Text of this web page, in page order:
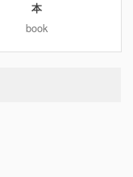
本
book